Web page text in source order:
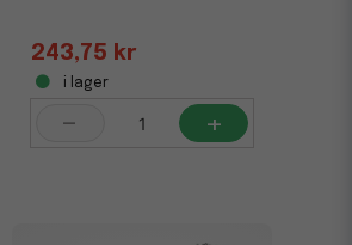
243,75 kr
i lager
- +